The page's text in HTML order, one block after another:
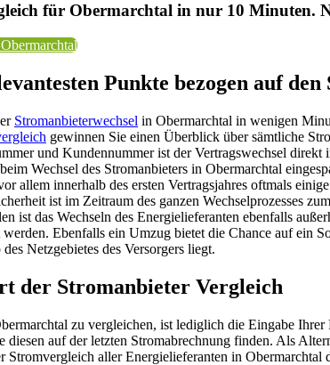
für Obermarchtal in nur 10 Minuten.
Punkte bezogen auf
Stromanbieterwechsel in Obermarchtal in wenigen
gewinnen Sie einen Überblick über sämtliche
und Kundennummer ist der Vertragswechsel direkt
Wechsel des Stromanbieters in Obermarchtal
allem innerhalb des ersten Vertragsjahres oftmals
ist im Zeitraum des ganzen Wechselprozesses
ist das Wechseln des Energielieferanten ebenfalls
Ebenfalls ein Umzug bietet die Chance auf ein
Netzgebietes des Versorgers liegt.
der Stromanbieter Vergleich
zu vergleichen, ist lediglich die Eingabe
diesen auf der letzten Stromabrechnung finden. Als
Stromvergleich aller Energielieferanten in Obermarchtal